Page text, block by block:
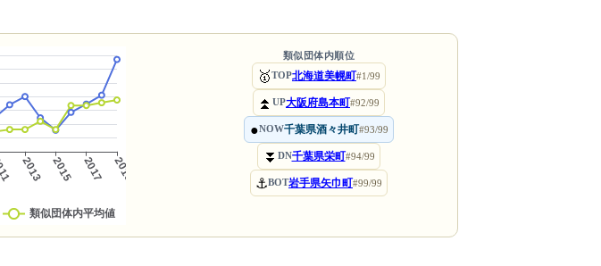
類似団体内順位
🥇TOP北海道美幌町#1/99
⏫ UP大阪府島本町#92/99
●NOW千葉県酒々井町#93/99
⏬ DN千葉県栄町#94/99
⚓BOT岩手県矢巾町#99/99